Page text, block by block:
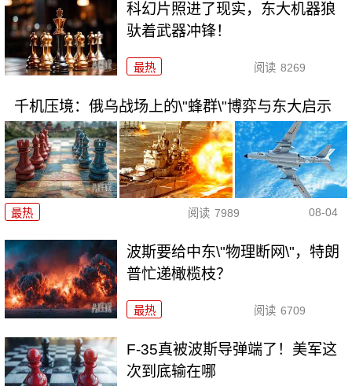
科幻片照进了现实，东大机器狼
驮着武器冲锋！
最热 阅读 8269
千机压境：俄乌战场上的\"蜂群\"博弈与东大启示
最热 阅读 7989 08-04
波斯要给中东\"物理断网\"，特朗
普忙递橄榄枝？
最热 阅读 6709
F-35真被波斯导弹端了！美军这
次到底输在哪